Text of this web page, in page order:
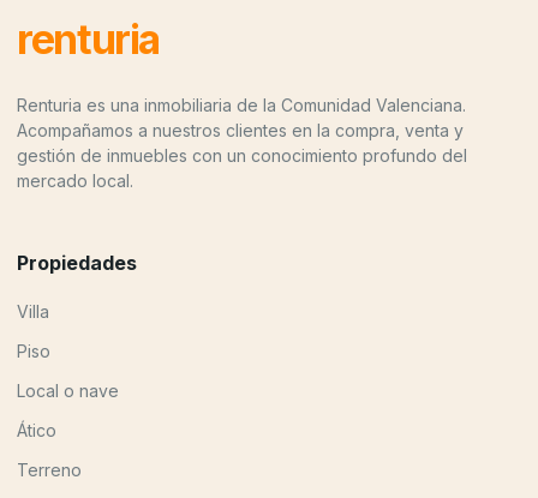
renturia
Renturia es una inmobiliaria de la Comunidad Valenciana.
Acompañamos a nuestros clientes en la compra, venta y
gestión de inmuebles con un conocimiento profundo del
mercado local.
Propiedades
Villa
Piso
Local o nave
Ático
Terreno